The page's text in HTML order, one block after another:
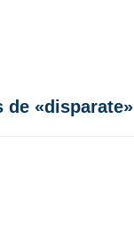
de «disparate»